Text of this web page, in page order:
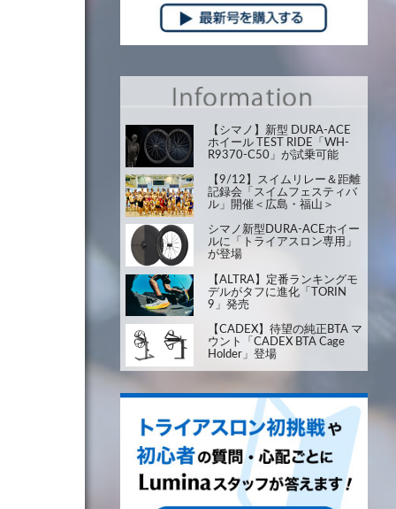
【シマノ】新型 DURA-ACE
ホイール TEST RIDE「WH-
R9370-C50」が試乗可能
【9/12】スイムリレー＆距離
記録会「スイムフェスティバ
ル」開催＜広島・福山＞
シマノ新型DURA-ACEホイー
ルに「トライアスロン専用」
が登場
【ALTRA】定番ランキングモ
デルがタフに進化「TORIN
9」発売
【CADEX】待望の純正BTA マ
ウント「CADEX BTA Cage
Holder」登場